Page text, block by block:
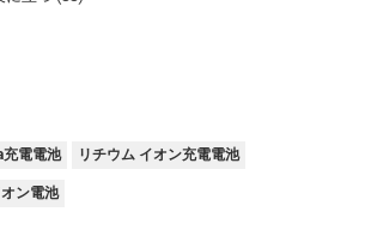
充電電池 リチウム イオン充電電池
ン電池